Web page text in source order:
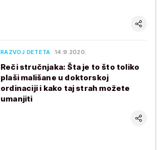
RAZVOJ DETETA 14.9.2020.
Reči stručnjaka: Šta je to što toliko
plaši mališane u doktorskoj
ordinaciji i kako taj strah možete
umanjiti